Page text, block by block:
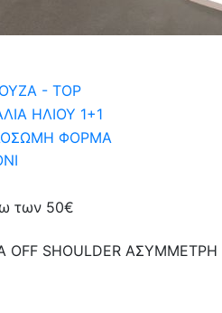
- TOP
ΗΛΙΟΥ 1+1
ΦΟΡΜΑ
των 50€
SHOULDER ΑΣΥΜΜΕΤΡΗ